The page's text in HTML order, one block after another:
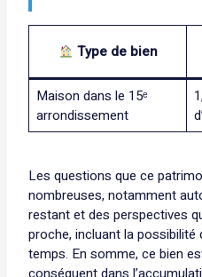
Type de bien
Maison dans le 15ᵉ
arrondissement
Les questions que ce
nombreuses, notamment
restant et des perspectives
proche, incluant la possibilité
temps. En somme, ce bien